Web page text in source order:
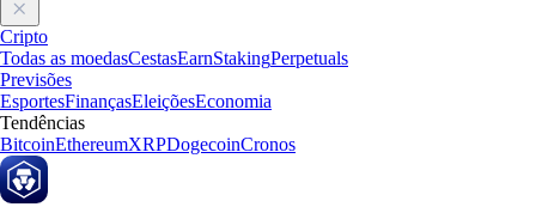
Cripto
Todas as moedasCestasEarnStakingPerpetuals
Previsões
EsportesFinançasEleiçõesEconomia
Tendências
BitcoinEthereumXRPDogecoinCronos